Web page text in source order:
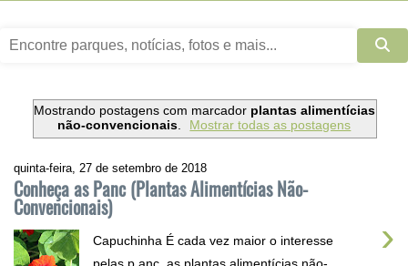
Mostrando postagens com marcador plantas alimentícias
não-convencionais. Mostrar todas as postagens
quinta-feira, 27 de setembro de 2018
Conheça as Panc (Plantas Alimentícias Não-
Convencionais)
›
Capuchinha É cada vez maior o interesse
pelas p anc, as plantas alimentícias não-